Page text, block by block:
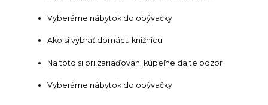
Vyberáme nábytok do obývačky
Ako si vybrať domácu knižnicu
Na toto si pri zariaďovani kúpeľne dajte pozor
Vyberáme nábytok do obývačky